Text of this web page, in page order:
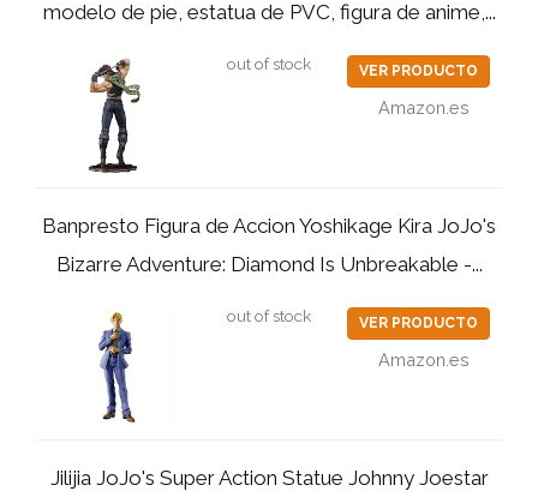
modelo de pie, estatua de PVC, figura de anime,...
out of stock VER PRODUCTO
Amazon.es
Banpresto Figura de Accion Yoshikage Kira JoJo's
Bizarre Adventure: Diamond Is Unbreakable -...
out of stock VER PRODUCTO
Amazon.es
Jilijia JoJo's Super Action Statue Johnny Joestar